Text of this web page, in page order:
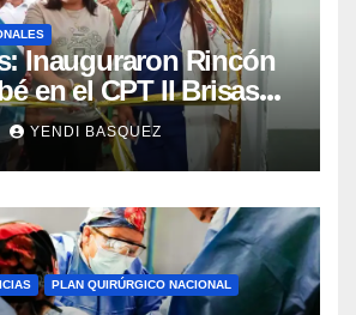
Inauguraron Rincón
en el CPT II Brisas
​Inauguraron
YENDI BASQUEZ
PLAN QUIRÚRGICO NACIONAL